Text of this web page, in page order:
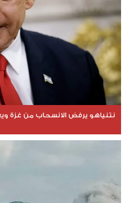
نتنياهو يرفض الانسحاب من غزة